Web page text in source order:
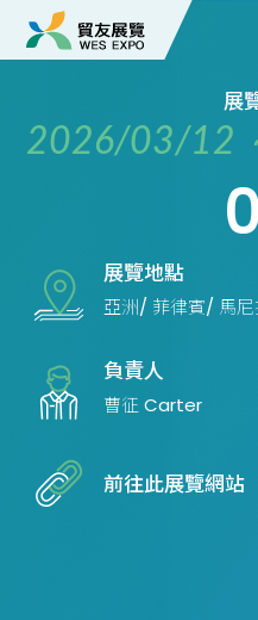
展
2026/03/12
0
展覽地點
亞洲/ 菲律賓/ 馬尼
負責人
曹征 Carter
前往此展覽網站